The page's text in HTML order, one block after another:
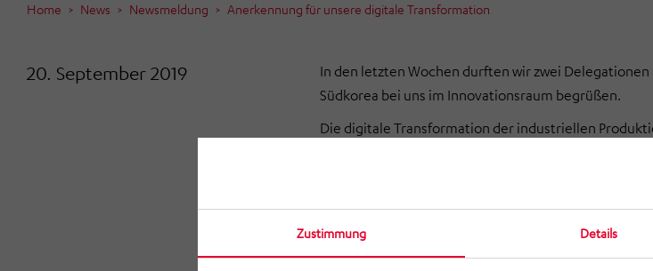
Zustimmung Details
Home News Newsmeldung Anerkennung für unsere digitale Transformation
20. September 2019
In den letzten Wochen durften wir zwei Delegationen
Südkorea bei uns im Innovationsraum begrüßen.
Die digitale Transformation der industriellen
aus Unternehmen und Vertretern der Verwaltung